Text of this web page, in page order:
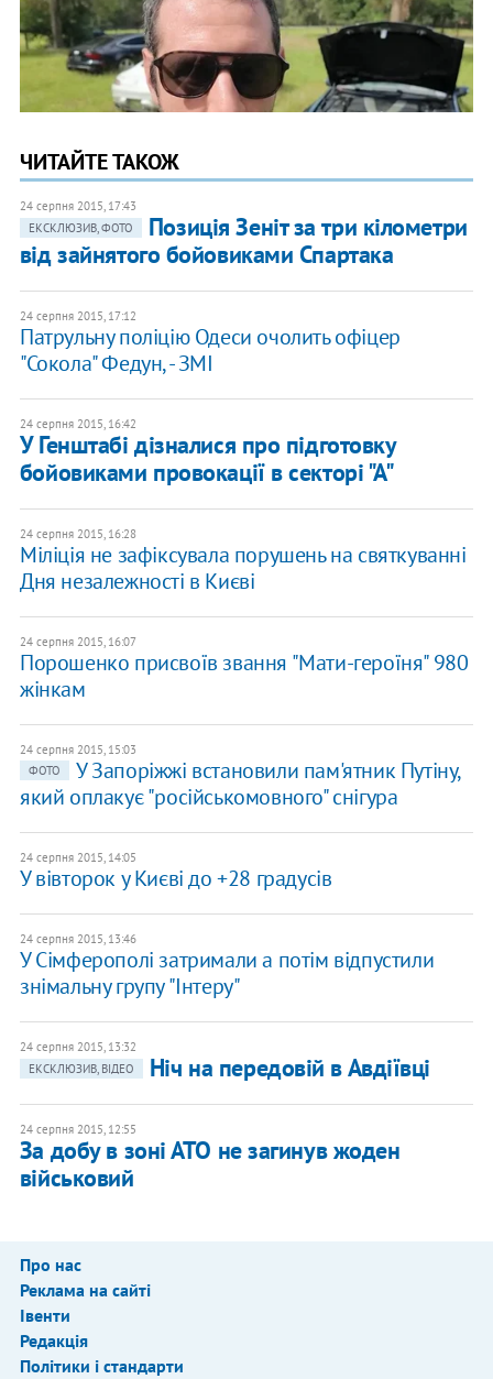
ЧИТАЙТЕ ТАКОЖ
24 серпня 2015, 17:43
ЕКСКЛЮЗИВ, ФОТО
Позиція Зеніт за три кілометри
від зайнятого бойовиками Спартака
24 серпня 2015, 17:12
Патрульну поліцію Одеси очолить офіцер
"Сокола" Федун, - ЗМІ
24 серпня 2015, 16:42
У Генштабі дізналися про підготовку
бойовиками провокації в секторі "А"
24 серпня 2015, 16:28
Міліція не зафіксувала порушень на святкуванні
Дня незалежності в Києві
24 серпня 2015, 16:07
Порошенко присвоїв звання "Мати-героїня" 980
жінкам
24 серпня 2015, 15:03
ФОТО
У Запоріжжі встановили пам'ятник Путіну,
який оплакує "російськомовного" снігура
24 серпня 2015, 14:05
У вівторок у Києві до +28 градусів
24 серпня 2015, 13:46
У Сімферополі затримали а потім відпустили
знімальну групу "Інтеру"
24 серпня 2015, 13:32
ЕКСКЛЮЗИВ, ВІДЕО
Ніч на передовій в Авдіївці
24 серпня 2015, 12:55
За добу в зоні АТО не загинув жоден
військовий
Про нас
Реклама на сайті
Івенти
Редакція
Політики і стандарти